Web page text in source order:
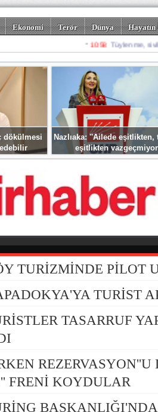
Ekonomi Terör Dünya
Spor Misafir
dökülmesi
Nazlıaka: ''Ailede eşitlikten,
eşitlikten
TURİZMİNDE PİLOT
TURİST
TASARRUF
REZERVASYON''U
FRENİ KOYDULAR